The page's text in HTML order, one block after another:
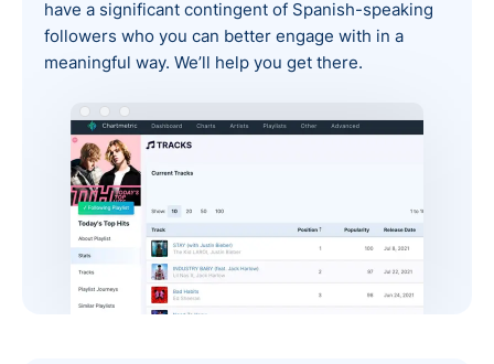
have a significant contingent of Spanish-speaking
followers who you can better engage with in a
meaningful way. We’ll help you get there.